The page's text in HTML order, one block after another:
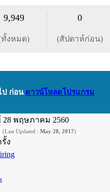
9,949
ทั้งหมด)
0
(สัปดาห์ก่อน)
ป ก่อน ดาวน์โหลดโปรแกรม
28 พฤษภาคม 2560
(Last Updated : May 28, 2017)
รั้ง